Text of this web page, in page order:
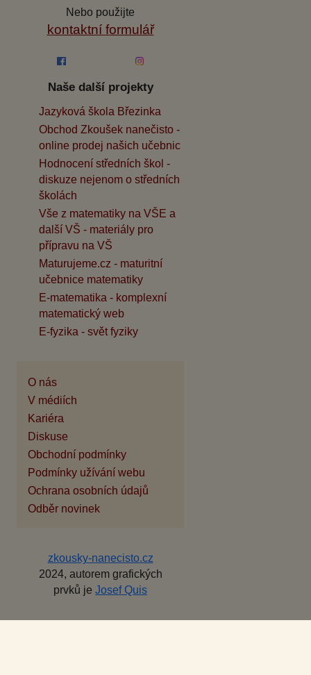
Nebo použijte
kontaktní formulář
Naše další projekty
Jazyková škola Březinka
Obchod Zkoušek nanečisto -
online prodej našich učebnic
Hodnocení středních škol -
diskuze nejenom o středních
školách
Vše z matematiky na VŠE a
další VŠ - materiály pro
přípravu na VŠ
Maturujeme.cz - maturitní
učebnice matematiky
E-matematika - komplexní
matematický web
E-fyzika - svět fyziky
O nás
V médiích
Kariéra
Diskuse
Obchodní podmínky
Podmínky užívání webu
Ochrana osobních údajů
Odběr novinek
zkousky-nanecisto.cz
2024, autorem grafických
prvků je Josef Quis